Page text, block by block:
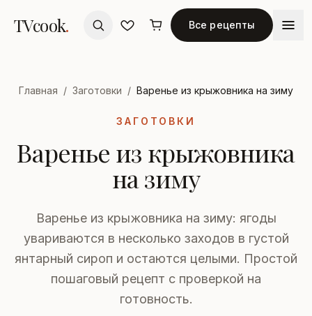
TVcook. Все рецепты
Главная / Заготовки / Варенье из крыжовника на зиму
ЗАГОТОВКИ
Варенье из крыжовника
на зиму
Варенье из крыжовника на зиму: ягоды
увариваются в несколько заходов в густой
янтарный сироп и остаются целыми. Простой
пошаговый рецепт с проверкой на
готовность.